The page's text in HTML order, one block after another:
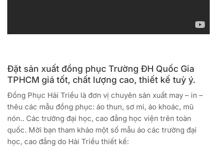
Đặt sản xuất đồng phục Trường ĐH Quốc Gia
TPHCM giá tốt, chất lượng cao, thiết kế tuỳ ý.
Đồng Phục Hải Triều là đơn vị chuyên sản xuất may – in –
thêu các mẫu đồng phục: áo thun, sơ mi, áo khoác, mũ
nón.. Các trường đại học, cao đẳng học viện trên toàn
quốc. Mời bạn tham khảo một số mẫu áo các trường đại
học, cao đẳng do Hải Triều thiết kế: